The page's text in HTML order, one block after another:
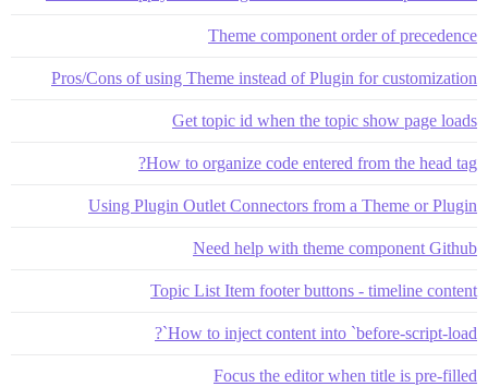
Theme component order of precedence
Pros/Cons of using Theme instead of Plugin for customization
Get topic id when the topic show page loads
How to organize code entered from the head tag?
Using Plugin Outlet Connectors from a Theme or Plugin
Need help with theme component Github
Topic List Item footer buttons - timeline content
How to inject content into `before-script-load`?
Focus the editor when title is pre-filled